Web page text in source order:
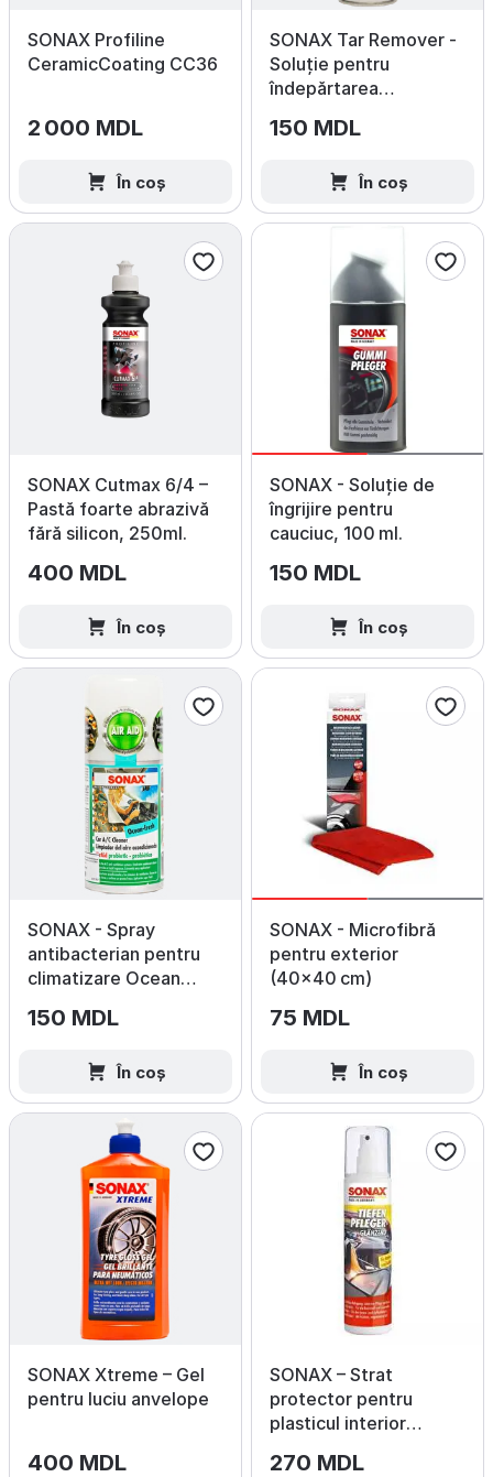
SONAX Profiline
CeramicCoating CC36
2 000 MDL
În coș
SONAX Tar Remover -
Soluție pentru
îndepărtarea
150 MDL
În coș
SONAX Cutmax 6/4 –
Pastă foarte abrazivă
fără silicon, 250ml.
400 MDL
În coș
SONAX - Soluție de
îngrijire pentru
cauciuc, 100 ml.
150 MDL
În coș
SONAX - Spray
antibacterian pentru
climatizare Ocean
150 MDL
În coș
SONAX - Microfibră
pentru exterior
(40×40 cm)
75 MDL
În coș
SONAX Xtreme – Gel
pentru luciu anvelope
400 MDL
SONAX – Strat
protector pentru
plasticul interior
270 MDL